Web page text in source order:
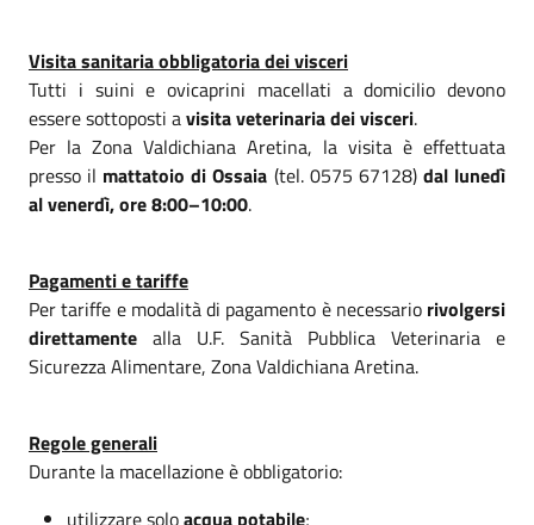
Visita sanitaria obbligatoria dei visceri
Tutti i suini e ovicaprini macellati a domicilio devono
essere sottoposti avisita veterinaria dei visceri.
Per la Zona Valdichiana Aretina, la visita è effettuata
presso il mattatoio di Ossaia (tel. 0575 67128) dal lunedì
al venerdì, ore 8:00–10:00.
Pagamenti e tariffe
Per tariffe e modalità di pagamento è necessario rivolgersi
direttamente alla U.F. Sanità Pubblica Veterinaria e
Sicurezza Alimentare, Zona Valdichiana Aretina.
Regole generali
Durante la macellazione è obbligatorio:
utilizzare soloacqua potabile;